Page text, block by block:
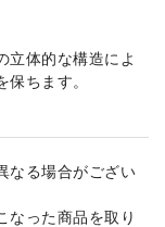
立体的な構造によ
ちます。
なる場合がござい
なった商品を取り